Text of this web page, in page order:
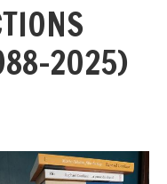
2025)